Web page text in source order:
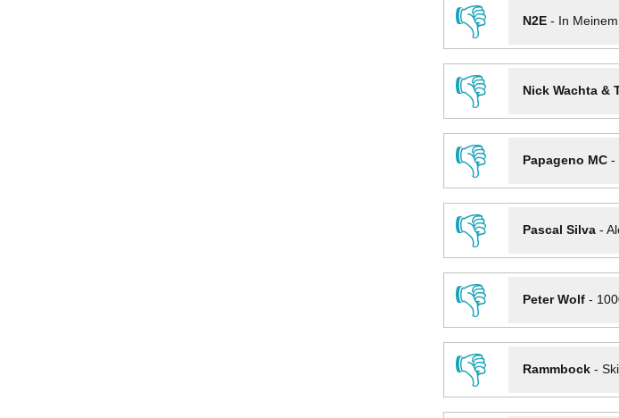
👎
N2E- In
👎
Nick Wachta &
👎
Papageno MC-
👎
Pascal Silva-
👎
Peter Wolf-
👎
Rammbock-